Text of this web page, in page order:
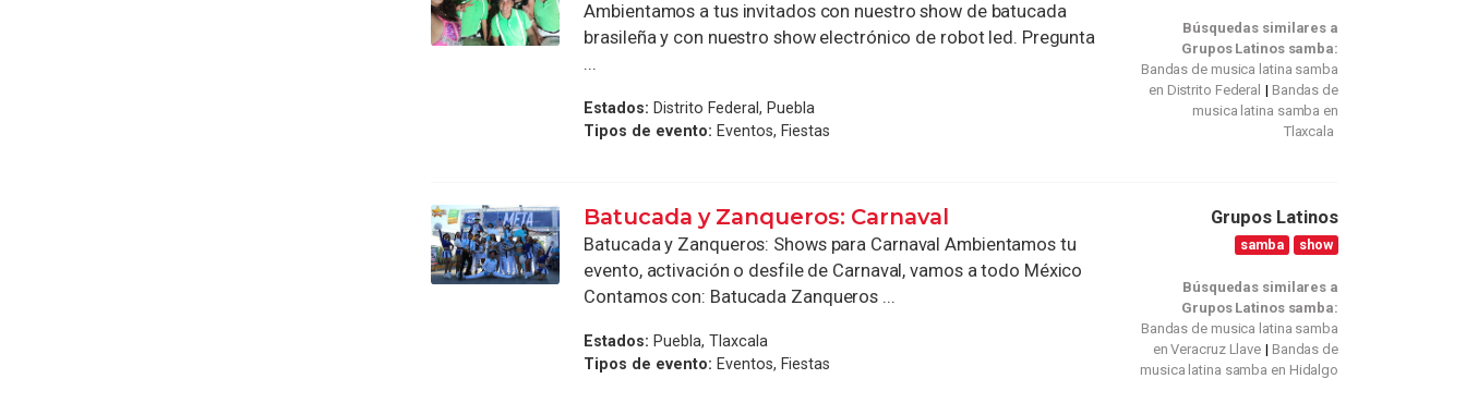
Ambientamos a tus invitados con nuestro show de batucada
brasileña y con nuestro show electrónico de robot led. Pregunta
...
Estados: Distrito Federal, Puebla
Tipos de evento: Eventos, Fiestas
Búsquedas similares a
Grupos Latinos samba:
Bandas de musica latina samba
en Distrito Federal
Bandas de
musica latina samba en
Tlaxcala
Batucada y Zanqueros: Carnaval
Batucada y Zanqueros: Shows para Carnaval Ambientamos tu
evento, activación o desfile de Carnaval, vamos a todo México
Contamos con: Batucada Zanqueros ...
Estados: Puebla, Tlaxcala
Tipos de evento: Eventos, Fiestas
Grupos Latinos
samba show
Búsquedas similares a
Grupos Latinos samba:
Bandas de musica latina samba
en Veracruz Llave
Bandas de
musica latina samba en Hidalgo